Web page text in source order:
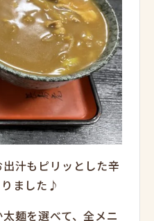
汁もピリッとした辛
ました♪
麺を選べて、全メニ